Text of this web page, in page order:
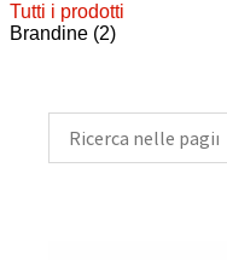
Tutti i prodotti
Brandine (2)